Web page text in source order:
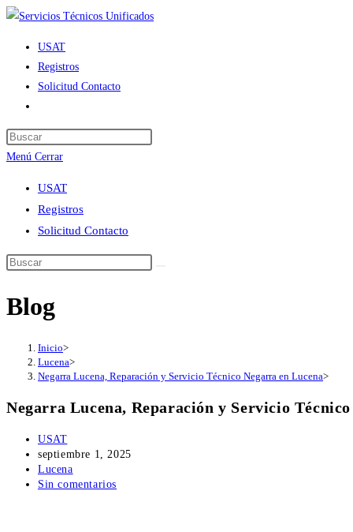
Ir
contenido
USAT
Registros
Solicitud Contacto
de
la
web
Menú Cerrar
USAT
Registros
Solicitud Contacto
Blog
Inicio>
Lucena>
Negarra Lucena, Reparación y Servicio Técnico Negarra en Lucena>
Negarra Lucena, Reparación y Servicio
Autor
de
la
entrada:
USAT
Publicación
de
la
septiembre 1, 2025
Categoría
de
Lucena
Comentarios
Sin comentarios